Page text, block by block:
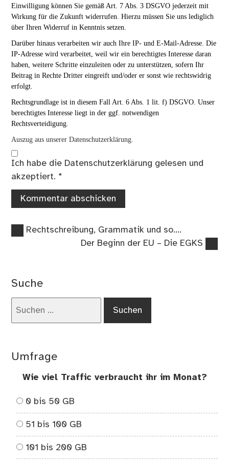
Einwilligung können Sie gemäß Art. 7 Abs. 3 DSGVO jederzeit mit
Wirkung für die Zukunft widerrufen. Hierzu müssen Sie uns lediglich
über Ihren Widerruf in Kenntnis setzen.
Darüber hinaus verarbeiten wir auch Ihre IP- und E-Mail-Adresse. Die
IP-Adresse wird verarbeitet, weil wir ein berechtigtes Interesse daran
haben, weitere Schritte einzuleiten oder zu unterstützen, sofern Ihr
Beitrag in Rechte Dritter eingreift und/oder er sonst wie rechtswidrig
erfolgt.
Rechtsgrundlage ist in diesem Fall Art. 6 Abs. 1 lit. f) DSGVO. Unser
berechtigtes Interesse liegt in der ggf. notwendigen
Rechtsverteidigung.
Auszug aus unserer Datenschutzerklärung.
Ich habe die Datenschutzerklärung gelesen und
akzeptiert. *
Beitragsnavigation
Vorheriger
Rechtschreibung, Grammatik und so….
Nächster
Der Beginn der EU – Die EGKS
Suche
Umfrage
Wie viel Traffic verbraucht ihr im Monat?
0 bis 50 GB
51 bis 100 GB
101 bis 200 GB